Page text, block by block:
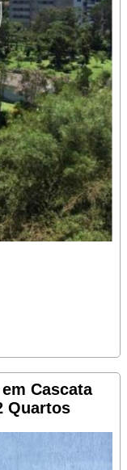
Cascata
Quartos